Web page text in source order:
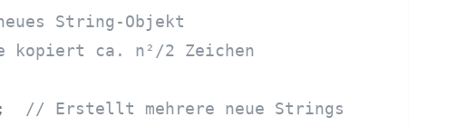
String-Objekt
kopiert ca. n²/2 Zeichen
; // Erstellt mehrere neue Strings